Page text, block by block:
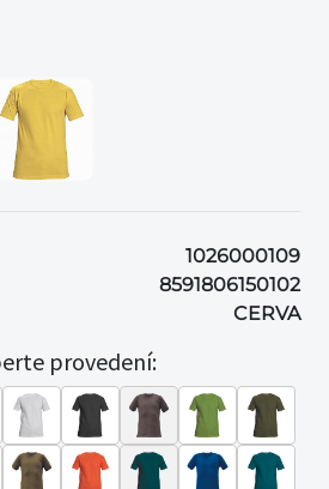
1026000109
8591806150102
CERVA
provedení: